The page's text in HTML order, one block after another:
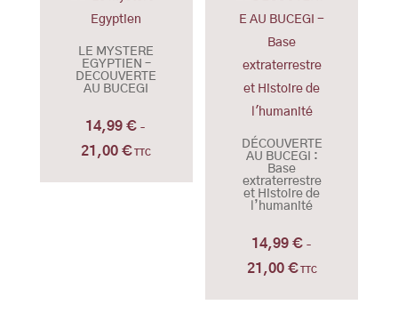
LE MYSTERE
EGYPTIEN –
DECOUVERTE
AU BUCEGI
14,99€ –
21,00€ Plage
TTC
DÉCOUVERTE
AU BUCEGI :
Base
extraterrestre
et Histoire de
l’humanité
14,99 € –
21,00 €Plage
TTC